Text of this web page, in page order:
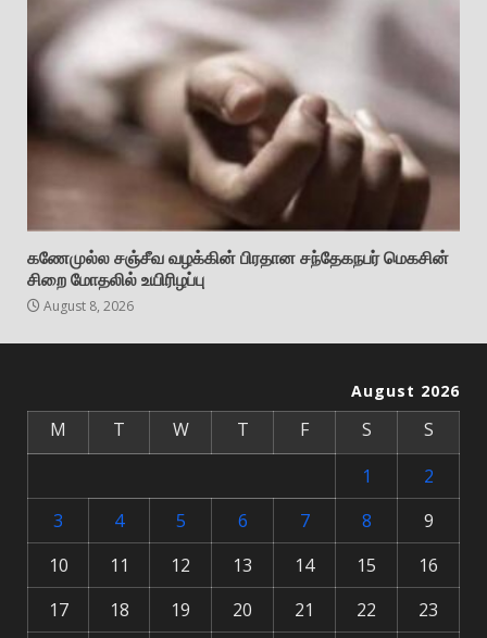
கணேமுல்ல சஞ்சீவ வழக்கின் பிரதான சந்தேகநபர் மெகசின்
சிறை மோதலில் உயிரிழப்பு
August 8, 2026
August 2026
M T W T F S
S
1
2
3
4 5 6 7 8
9
10
11 12 13 14 15
16
17
18 19 20 21 22
23